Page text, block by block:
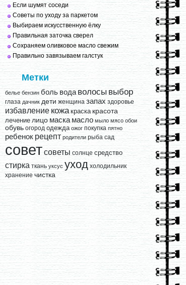
Если шумят соседи
Советы по уходу за паркетом
Выбираем искусственную ёлку
Правильная заточка сверел
Сохраняем оливковое масло свежим
Правильно завязываем галстук
Метки
белье бензин боль вода волосы выбор
глаза дачник дети женщина запах здоровье
избавление кожа краска красота
лечение лицо маска масло мыло мясо обои
обувь огород одежда ожог покупка пятно
ребенок рецепт родители рыба сад
советсоветы солнце средство
стирка ткань уксус уход холодильник
хранение чистка